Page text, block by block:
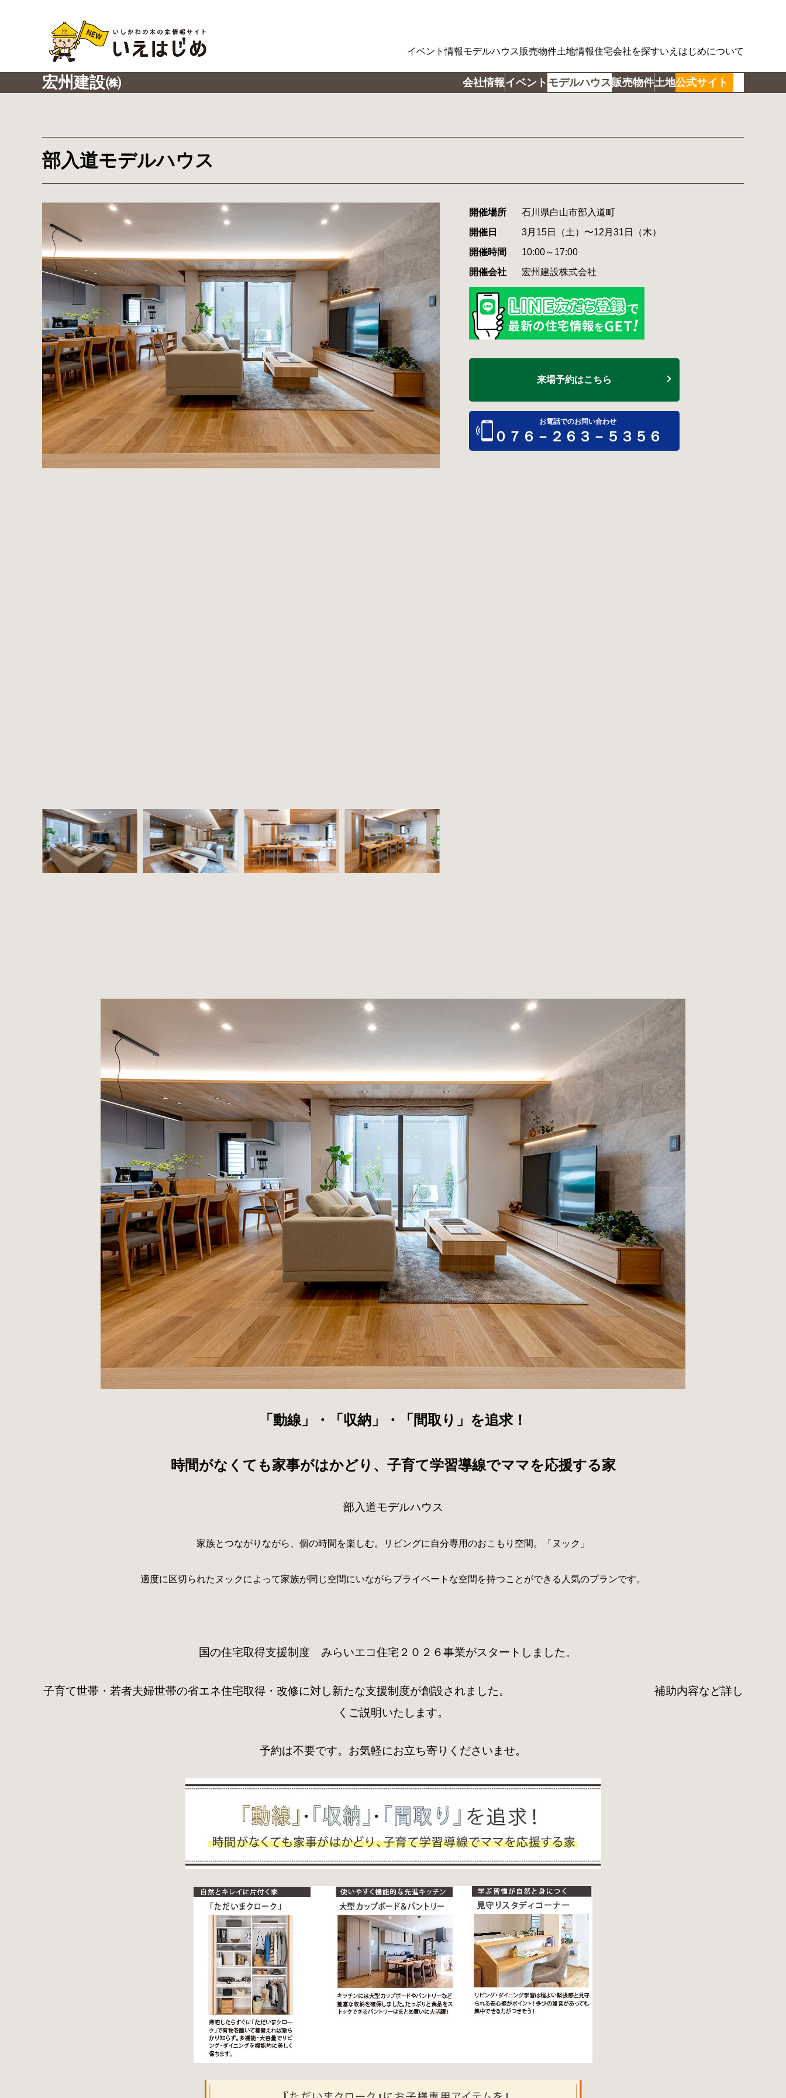
イベント情報モデルハウス販売物件土地情報住宅会社を探すいえはじめについて
宏州建設㈱ 会社情報イベント モデルハウス販売物件土地公式サイト
部入道モデルハウス
開催場所
石川県白山市部入道町
開催日
3月15日（土）〜12月31日（木）
開催時間
10:00～17:00
開催会社
宏州建設株式会社
来場予約はこちら
お電話でのお問い合わせ
０７６－２６３－５３５６
「動線」・「収納」・「間取り」を追求！
時間がなくても家事がはかどり、子育て学習導線でママを応援する家
部入道モデルハウス
家族とつながりながら、個の時間を楽しむ。リビングに自分専用のおこもり空間。「ヌック」
適度に区切られたヌックによって家族が同じ空間にいながらプライベートな空間を持つことができる人気のプランです。
国の住宅取得支援制度 みらいエコ住宅２０２６事業がスタートしました。
子育て世帯・若者夫婦世帯の省エネ住宅取得・改修に対し新たな支援制度が創設されました。 補助内容など詳し
くご説明いたします。
予約は不要です。お気軽にお立ち寄りくださいませ。